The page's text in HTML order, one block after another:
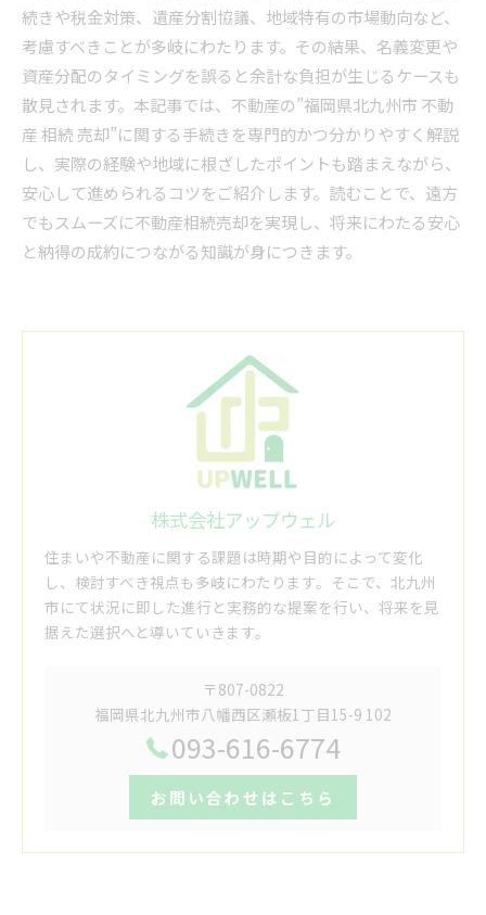
続きや税金対策、遺産分割協議、地域特有の市場動向など、
考慮すべきことが多岐にわたります。その結果、名義変更や
資産分配のタイミングを誤ると余計な負担が生じるケースも
散見されます。本記事では、不動産の”福岡県北九州市 不動
産 相続 売却”に関する手続きを専門的かつ分かりやすく解説
し、実際の経験や地域に根ざしたポイントも踏まえながら、
安心して進められるコツをご紹介します。読むことで、遠方
でもスムーズに不動産相続売却を実現し、将来にわたる安心
と納得の成約につながる知識が身につきます。
株式会社アップウェル
住まいや不動産に関する課題は時期や目的によって変化
し、検討すべき視点も多岐にわたります。そこで、北九州
市にて状況に即した進行と実務的な提案を行い、将来を見
据えた選択へと導いていきます。
〒807-0822
福岡県北九州市八幡西区瀬板1丁目15-9 102
093-616-6774
お問い合わせはこちら